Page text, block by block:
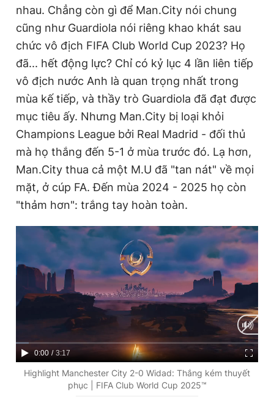
nhau. Chẳng còn gì để Man.City nói chung
cũng như Guardiola nói riêng khao khát sau
chức vô địch FIFA Club World Cup 2023? Họ
đã... hết động lực? Chỉ có kỷ lục 4 lần liên tiếp
vô địch nước Anh là quan trọng nhất trong
mùa kế tiếp, và thầy trò Guardiola đã đạt được
mục tiêu ấy. Nhưng Man.City bị loại khỏi
Champions League bởi Real Madrid - đối thủ
mà họ thắng đến 5-1 ở mùa trước đó. Lạ hơn,
Man.City thua cả một M.U đã "tan nát" về mọi
mặt, ở cúp FA. Đến mùa 2024 - 2025 họ còn
"thảm hơn": trắng tay hoàn toàn.
C
u
0:00 / D
u
3:17
Highlight Manchester City 2-0 Widad: Thắng kém thuyết
phục | FIFA Club World Cup 2025™